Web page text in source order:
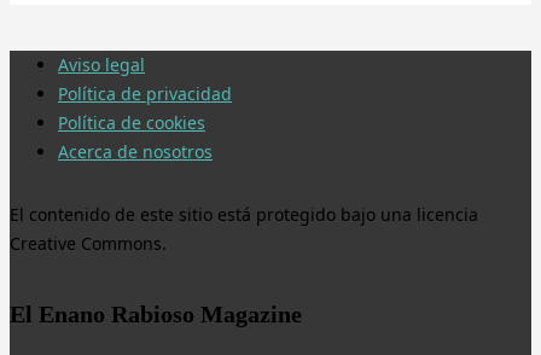
Aviso legal
Política de privacidad
Política de cookies
Acerca de nosotros
El contenido de este sitio está protegido bajo una licencia
Creative Commons.
El Enano Rabioso Magazine